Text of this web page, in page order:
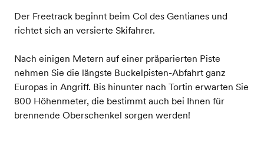
Der Freetrack beginnt beim Col des Gentianes und
richtet sich an versierte Skifahrer.
Nach einigen Metern auf einer präparierten Piste
nehmen Sie die längste Buckelpisten-Abfahrt ganz
Europas in Angriff. Bis hinunter nach Tortin erwarten Sie
800 Höhenmeter, die bestimmt auch bei Ihnen für
brennende Oberschenkel sorgen werden!